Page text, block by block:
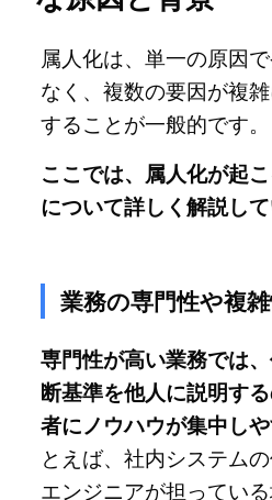
属人化は、単一の原因
なく、複数の要因が複
することが一般的です。
ここでは、属人化が起
について詳しく解説して
業務の専門性や複
専門性が高い業務では
断基準を他人に説明す
者にノウハウが集中しや
とえば、社内システム
エンジニアが担ってい